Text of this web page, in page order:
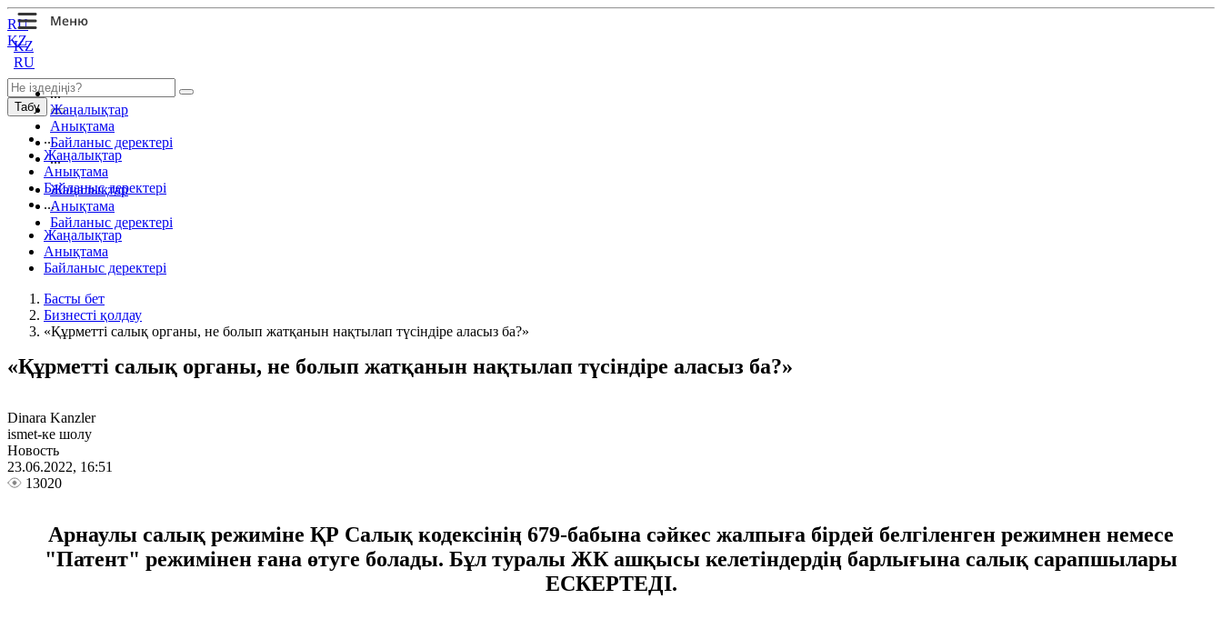
KZ
RU
...
Жаңалықтар
Анықтама
Байланыс деректері
...
Жаңалықтар
Анықтама
Байланыс деректері
RU
KZ
Табу
...
Жаңалықтар
Анықтама
Байланыс деректері
...
Жаңалықтар
Анықтама
Байланыс деректері
Басты бет
Бизнесті қолдау
«Құрметті салық органы, не болып жатқанын нақтылап түсіндіре аласыз ба?»
«Құрметті салық органы, не болып жатқанын нақтылап түсіндіре аласыз ба?»
Dinara Kanzler
ismet-ке шолу
Новость
23.06.2022, 16:51
13020
Арнаулы салық режиміне ҚР Салық кодексінің 679-бабына сәйкес жалпыға бірдей белгіленген режимнен немесе
"Патент" режимінен ғана өтуге болады. Бұл туралы ЖК ашқысы келетіндердің барлығына салық сарапшылары
ЕСКЕРТЕДІ.